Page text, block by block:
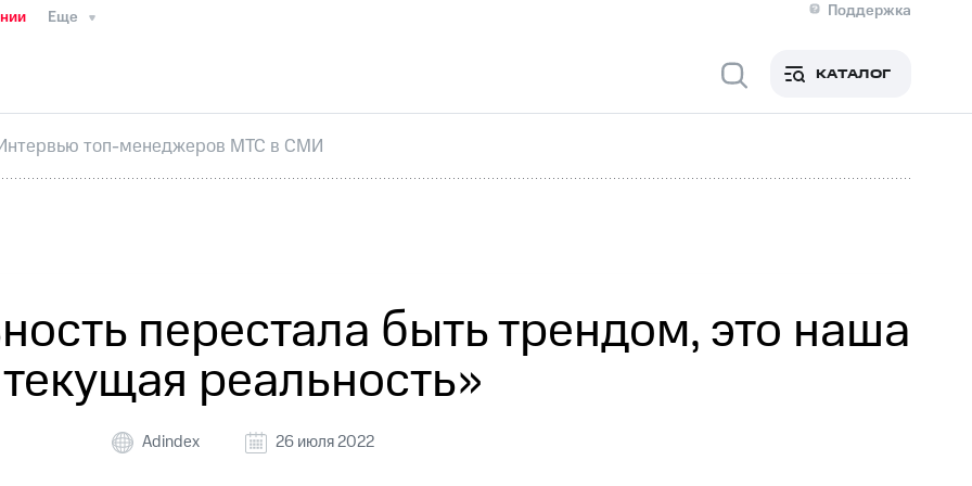
Еще
Поддержка
Медиа-центр
ИнтервьюФинансовая отчетностьКонтактыПригласить спикера
секретарьРаскрытие информации
кабинет акционераАкционерный капиталКонтроль и аудитРынок акций
КАТАЛОГ
топ-менеджеров МТС в СМИ
перестала быть трендом, это наша
текущая реальность»
Adindex 26 июля 2022